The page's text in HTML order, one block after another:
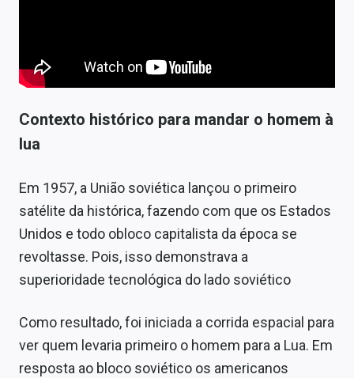
Contexto histórico para mandar o homem à
lua
Em 1957, a União soviética lançou o primeiro
satélite da histórica, fazendo com que os Estados
Unidos e todo obloco capitalista da época se
revoltasse. Pois, isso demonstrava a
superioridade tecnológica do lado soviético
Como resultado, foi iniciada a corrida espacial para
ver quem levaria primeiro o homem para a Lua. Em
resposta ao bloco soviético os americanos